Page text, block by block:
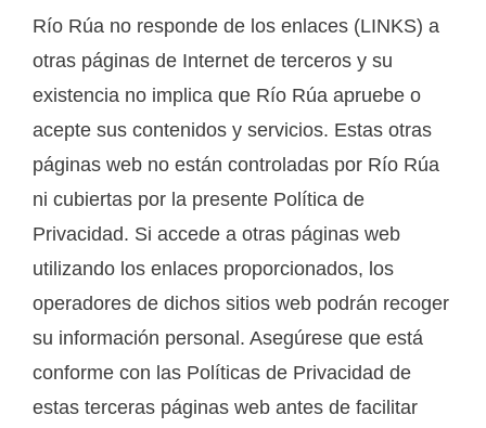
Río Rúa no responde de los enlaces (LINKS) a
otras páginas de Internet de terceros y su
existencia no implica que Río Rúa apruebe o
acepte sus contenidos y servicios. Estas otras
páginas web no están controladas por Río Rúa
ni cubiertas por la presente Política de
Privacidad. Si accede a otras páginas web
utilizando los enlaces proporcionados, los
operadores de dichos sitios web podrán recoger
su información personal. Asegúrese que está
conforme con las Políticas de Privacidad de
estas terceras páginas web antes de facilitar